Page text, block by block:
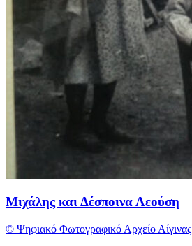
Μιχάλης και Δέσποινα Λεούση
© Ψηφιακό Φωτογραφικό Αρχείο Αίγινας